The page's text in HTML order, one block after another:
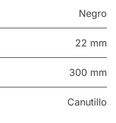
Negro
22 mm
300 mm
Canutillo